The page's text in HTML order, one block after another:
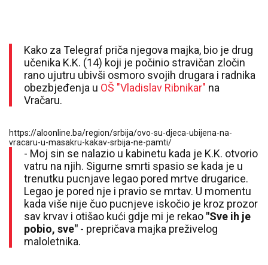
Kako za Telegraf priča njegova majka, bio je drug
učenika K.K. (14) koji je počinio stravičan zločin
rano ujutru ubivši osmoro svojih drugara i radnika
obezbjeđenja u OŠ "Vladislav Ribnikar" na
Vračaru.
https://aloonline.ba/region/srbija/ovo-su-djeca-ubijena-na-
vracaru-u-masakru-kakav-srbija-ne-pamti/
- Moj sin se nalazio u kabinetu kada je K.K. otvorio
vatru na njih. Sigurne smrti spasio se kada je u
trenutku pucnjave legao pored mrtve drugarice.
Legao je pored nje i pravio se mrtav. U momentu
kada više nije čuo pucnjeve iskočio je kroz prozor
sav krvav i otišao kući gdje mi je rekao "Sve ih je
pobio, sve" - prepričava majka preživelog
maloletnika.